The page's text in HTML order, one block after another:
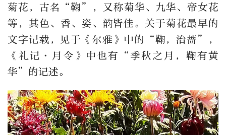
菊花，古名“鞠”，又称菊华、九华、帝女花
等，其色、香、姿、韵皆佳。关于菊花最早的
文字记载，见于《尔雅》中的“鞠，治蔷”，
《礼记·月令》中也有“季秋之月，鞠有黄
华”的记述。